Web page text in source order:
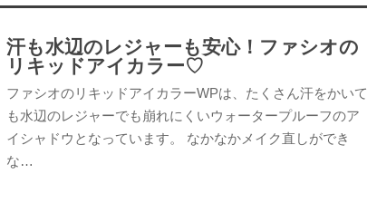
汗も水辺のレジャーも安心！ファシオの
リキッドアイカラー♡
ファシオのリキッドアイカラーWPは、たくさん汗をかいて
も水辺のレジャーでも崩れにくいウォータープルーフのア
イシャドウとなっています。 なかなかメイク直しができ
な…